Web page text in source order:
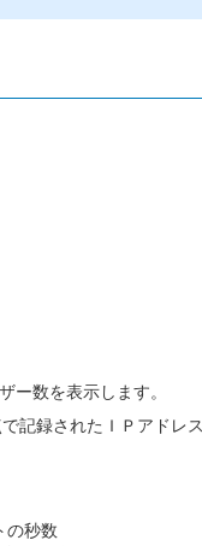
ー数を表示します。
記録されたＩＰアドレ
の秒数